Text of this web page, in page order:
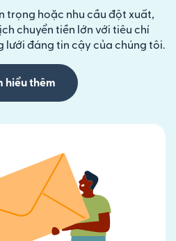
trọng hoặc nhu cầu đột xuất,
chuyển tiền lớn với tiêu chí
lưới đáng tin cậy của chúng tôi.
hiểu thêm